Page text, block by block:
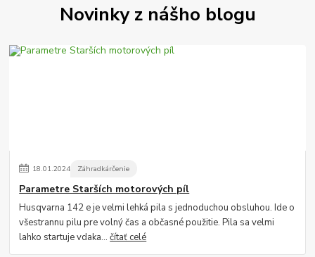
Novinky z nášho blogu
18.01.2024 Záhradkárčenie
Parametre Starších motorových píl
Husqvarna 142 e je velmi lehká pila s jednoduchou obsluhou. Ide o
všestrannu pilu pre volný čas a občasné použitie. Pila sa velmi
lahko startuje vdaka...čítať celé